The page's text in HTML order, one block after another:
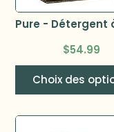
$54.99
Choix des